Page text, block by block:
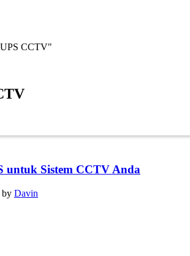
CCTV"
untuk Sistem CCTV Anda
by Davin